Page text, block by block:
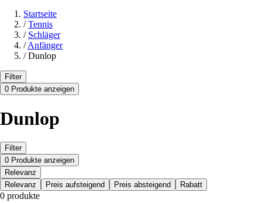
Startseite
/ Tennis
/ Schläger
/ Anfänger
/ Dunlop
Filter
0 Produkte anzeigen
Dunlop
Filter
0 Produkte anzeigen
Relevanz
Relevanz
Preis aufsteigend Preis absteigend Rabatt
0 produkte